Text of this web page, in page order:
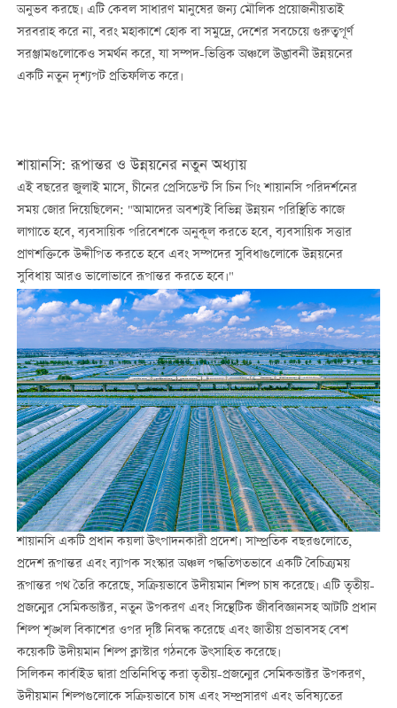
অনুভব করছে। এটি কেবল সাধারণ মানুষের জন্য মৌলিক প্রয়োজনীয়তাই
সরবরাহ করে না, বরং মহাকাশে হোক বা সমুদ্রে, দেশের সবচেয়ে গুরুত্বপূর্ণ
সরঞ্জামগুলোকেও সমর্থন করে, যা সম্পদ-ভিত্তিক অঞ্চলে উদ্ভাবনী উন্নয়নের
একটি নতুন দৃশ্যপট প্রতিফলিত করে।
শায়ানসি: রূপান্তর ও উন্নয়নের নতুন অধ্যায়
এই বছরের জুলাই মাসে, চীনের প্রেসিডেন্ট সি চিন পিং শায়ানসি পরিদর্শনের
সময় জোর দিয়েছিলেন: "আমাদের অবশ্যই বিভিন্ন উন্নয়ন পরিস্থিতি কাজে
লাগাতে হবে, ব্যবসায়িক পরিবেশকে অনুকূল করতে হবে, ব্যবসায়িক সত্তার
প্রাণশক্তিকে উদ্দীপিত করতে হবে এবং সম্পদের সুবিধাগুলোকে উন্নয়নের
সুবিধায় আরও ভালোভাবে রূপান্তর করতে হবে।"
শায়ানসি একটি প্রধান কয়লা উৎপাদনকারী প্রদেশ। সাম্প্রতিক বছরগুলোতে,
প্রদেশ রূপান্তর এবং ব্যাপক সংস্কার অঞ্চল পদ্ধতিগতভাবে একটি বৈচিত্র্যময়
রূপান্তর পথ তৈরি করেছে, সক্রিয়ভাবে উদীয়মান শিল্প চাষ করেছে। এটি তৃতীয়-
প্রজন্মের সেমিকন্ডাক্টর, নতুন উপকরণ এবং সিন্থেটিক জীববিজ্ঞানসহ আটটি প্রধান
শিল্প শৃঙ্খল বিকাশের ওপর দৃষ্টি নিবদ্ধ করেছে এবং জাতীয় প্রভাবসহ বেশ
কয়েকটি উদীয়মান শিল্প ক্লাস্টার গঠনকে উৎসাহিত করেছে।
সিলিকন কার্বাইড দ্বারা প্রতিনিধিত্ব করা তৃতীয়-প্রজন্মের সেমিকন্ডাক্টর উপকরণ,
উদীয়মান শিল্পগুলোকে সক্রিয়ভাবে চাষ এবং সম্প্রসারণ এবং ভবিষ্যতের